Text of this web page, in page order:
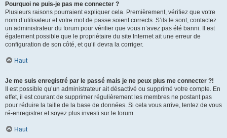
Pourquoi ne puis-je pas me connecter ?
Plusieurs raisons pourraient expliquer cela. Premièrement, vérifiez que votre
nom d’utilisateur et votre mot de passe soient corrects. S’ils le sont, contactez
un administrateur du forum pour vérifier que vous n’avez pas été banni. Il est
également possible que le propriétaire du site Internet ait une erreur de
configuration de son côté, et qu’il devra la corriger.
Haut
Je me suis enregistré par le passé mais je ne peux plus me connecter ?!
Il est possible qu’un administrateur ait désactivé ou supprimé votre compte. En
effet, il est courant de supprimer régulièrement les membres ne postant pas
pour réduire la taille de la base de données. Si cela vous arrive, tentez de vous
ré-enregistrer et soyez plus investi sur le forum.
Haut